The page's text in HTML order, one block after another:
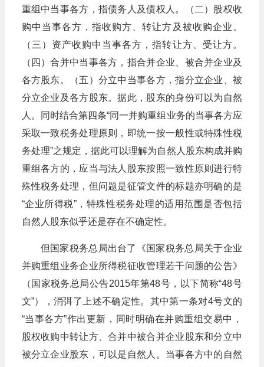
重组中当事各方，指债务人及债权人。（二）股权收
购中当事各方，指收购方、转让方及被收购企业。
（三）资产收购中当事各方，指转让方、受让方。
（四）合并中当事各方，指合并企业、被合并企业及
各方股东。（五）分立中当事各方，指分立企业、被
分立企业及各方股东。据此，股东的身份可以为自然
人。同时结合第四条“同一并购重组业务的当事各方应
采取一致税务处理原则，即统一按一般性或特殊性税
务处理”之规定，据此可以理解为自然人股东构成并购
重组各方的，应当与法人股东按照一致性原则进行特
殊性税务处理，但问题是征管文件的标题亦明确的是
“企业所得税”，特殊性税务处理的适用范围是否包括
自然人股东似乎还是存在不确定性。
但国家税务总局出台了《国家税务总局关于企业
并购重组业务企业所得税征收管理若干问题的公告》
（国家税务总局公告2015年第48号，以下简称“48号
文”），消弭了上述不确定性。其中第一条对4号文的
“当事各方”作出更新，同时明确在并购重组交易中，
股权收购中转让方、合并中被合并企业股东和分立中
被分立企业股东，可以是自然人。当事各方中的自然